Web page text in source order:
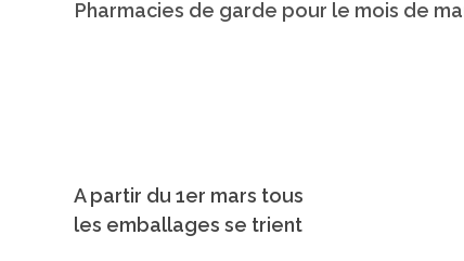
A partir du 1er mars tous
les emballages se trient